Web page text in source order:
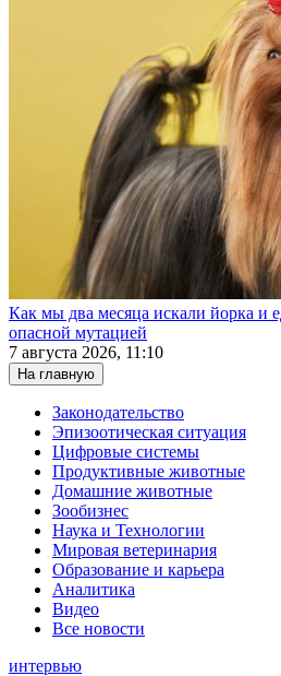
Как мы два месяца искали йорка и
опасной мутацией
7 августа 2026, 11:10
На главную
Законодательство
Эпизоотическая ситуация
Цифровые системы
Продуктивные животные
Домашние животные
Зообизнес
Наука и Технологии
Мировая ветеринария
Образование и карьера
Аналитика
Видео
Все новости
интервью